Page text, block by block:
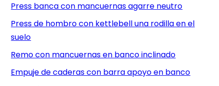
Press banca con mancuernas agarre neutro
Press de hombro con kettlebell una rodilla en el
suelo
Remo con mancuernas en banco inclinado
Empuje de caderas con barra apoyo en banco